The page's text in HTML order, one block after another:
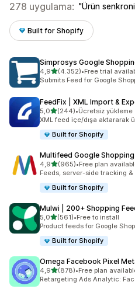
278 uygulama: Ürün
Built for Shopify
Simprosys Google
4,95 yıldız üzerinden
(4.352)
toplam 4352 değerlendirme
•Free trial
Submits Feed for Google
FeedFix | XML Import &
5,05 yıldız üzerinden
(244)
toplam 244 değerlendirme
•Ücretsiz yükleme
XML feed içe/dışa aktararak
Built for Shopify
Multifeed Google Shopping
4,95 yıldız üzerinden
(965)
toplam 965 değerlendirme
•Free plan
Feeds, server-side tracking
Built for Shopify
Mulwi | 200+ Shopping
5,05 yıldız üzerinden
(561)
toplam 561 değerlendirme
•Free to install
Product feeds for Google
Built for Shopify
Omega Facebook Pixel
4,95 yıldız üzerinden
(878)
toplam 878 değerlendirme
•Free plan
Retargeting Ads Analytic: